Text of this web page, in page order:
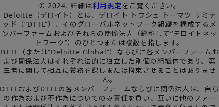
© 2024. 詳細は利用規定をご覧ください。
Deloitte（デロイト）とは、デロイト トウシュ トーマツ リミテ
ッド（“DTTL”）、そのグローバルネットワーク組織を構成するメ
ンバーファームおよびそれらの関係法人（総称して“デロイトネッ
トワーク”）のひとつまたは複数を指します。
DTTL（または“Deloitte Global”）ならびに各メンバーファームお
よび関係法人はそれぞれ法的に独立した別個の組織体であり、第
三者に関して相互に義務を課しまたは拘束させることはありませ
ん。
DTTLおよびDTTLの各メンバーファームならびに関係法人は、自ら
の作為および不作為についてのみ責任を負い、互いに他のファー